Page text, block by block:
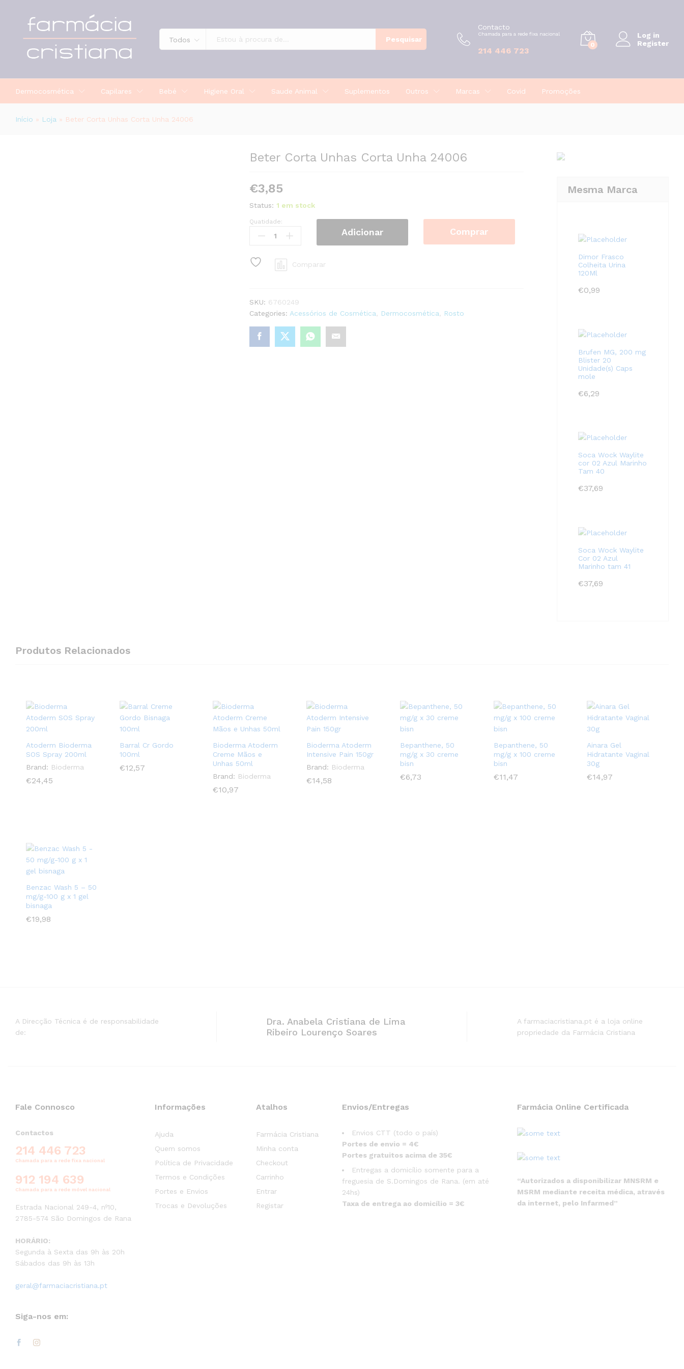
Todos Pesquisar
Contacto
Chamada para a rede fixa nacional
214 446 723
0
Log in
Register
Dermocosmética Capilares Bebé Higiene Oral Saude Animal Suplementos Outros Marcas Covid Promoções
Início » Loja » Beter Corta Unhas Corta Unha 24006
Beter Corta Unhas Corta Unha 24006
€3,85
Status: 1 em stock
Beter
Corta
Corta
Unha
Quatidade:
Adicionar Comprar
Comparar
SKU: 6760249
Categories: Acessórios de Cosmética Dermocosmética Rosto
Mesma Marca
Dimor Frasco
Colheita Urina
120Ml
€0,99
Brufen MG, 200 mg
Blister 20
Unidade(s) Caps
mole
€6,29
Soca Wock Waylite
cor 02 Azul Marinho
Tam 40
€37,69
Soca Wock Waylite
Cor 02 Azul
Marinho tam 41
€37,69
Produtos Relacionados
Atoderm Bioderma
SOS Spray 200ml
Brand: Bioderma
€24,45
€24,45
Barral Cr Gordo
100ml
€12,57
€12,57
Bioderma Atoderm
Creme Mãos e
Unhas 50ml
Brand: Bioderma
€10,97
€10,97
Bioderma Atoderm
Intensive Pain 150gr
Brand: Bioderma
€14,58
€14,58
Bepanthene, 50
mg/g x 30 creme
bisn
€6,73
€6,73
Bepanthene, 50
mg/g x 100 creme
bisn
€11,47
€11,47
Ainara Gel
Hidratante Vaginal
30g
€14,97
€14,97
Benzac Wash 5 – 50
mg/g-100 g x 1 gel
bisnaga
€19,98
€19,98
A Direcção Técnica é de responsabilidade
de:
Dra. Anabela Cristiana de Lima
Ribeiro Lourenço Soares
A farmaciacristiana.pt é a loja online
propriedade da Farmácia Cristiana
Fale Connosco
Contactos
214 446 723
Chamada para a rede fixa nacional
912 194 639
Chamada para a rede móvel nacional
Estrada Nacional 249-4, nº10,
2785-574 São Domingos de Rana
HORÁRIO:
Segunda à Sexta das 9h às 20h
Sábados das 9h às 13h
geral@farmaciacristiana.pt
Siga-nos em:
Informações
Ajuda
Quem somos
Política de Privacidade
Termos e Condições
Portes e Envios
Trocas e Devoluções
Atalhos
Farmácia Cristiana
Minha conta
Checkout
Carrinho
Entrar
Registar
Envios/Entregas
Envios CTT (todo o país)
Portes de envio = 4€
Portes gratuitos acima de 35€
Entregas a domicílio somente para a
freguesia de S.Domingos de Rana. (em até
24hs)
Taxa de entrega ao domicílio = 3€
Farmácia Online Certificada
“Autorizados a disponibilizar MNSRM e
MSRM mediante receita médica, através
da internet, pelo Infarmed”